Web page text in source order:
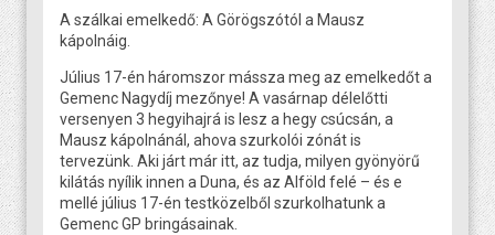
A szálkai emelkedő: A Görögszótól a Mausz
kápolnáig.
Július 17-én háromszor mássza meg az emelkedőt a
Gemenc Nagydíj mezőnye! A vasárnap délelőtti
versenyen 3 hegyihajrá is lesz a hegy csúcsán, a
Mausz kápolnánál, ahova szurkolói zónát is
tervezünk. Aki járt már itt, az tudja, milyen gyönyörű
kilátás nyílik innen a Duna, és az Alföld felé – és e
mellé július 17-én testközelből szurkolhatunk a
Gemenc GP bringásainak.